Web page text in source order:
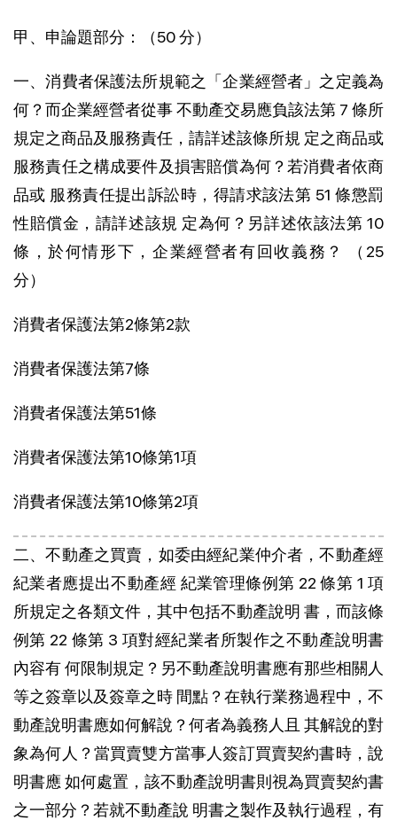
甲、申論題部分：（50 分）
一、消費者保護法所規範之「企業經營者」之定義為
何？而企業經營者從事 不動產交易應負該法第 7 條所
規定之商品及服務責任，請詳述該條所規 定之商品或
服務責任之構成要件及損害賠償為何？若消費者依商
品或 服務責任提出訴訟時，得請求該法第 51 條懲罰
性賠償金，請詳述該規 定為何？另詳述依該法第 10
條，於何情形下，企業經營者有回收義務？ （25
分）
消費者保護法第2條第2款
消費者保護法第7條
消費者保護法第51條
消費者保護法第10條第1項
消費者保護法第10條第2項
二、不動產之買賣，如委由經紀業仲介者，不動產經
紀業者應提出不動產經 紀業管理條例第 22 條第 1 項
所規定之各類文件，其中包括不動產說明 書，而該條
例第 22 條第 3 項對經紀業者所製作之不動產說明書
內容有 何限制規定？另不動產說明書應有那些相關人
等之簽章以及簽章之時 間點？在執行業務過程中，不
動產說明書應如何解說？何者為義務人且 其解說的對
象為何人？當買賣雙方當事人簽訂買賣契約書時，說
明書應 如何處置，該不動產說明書則視為買賣契約書
之一部分？若就不動產說 明書之製作及執行過程，有